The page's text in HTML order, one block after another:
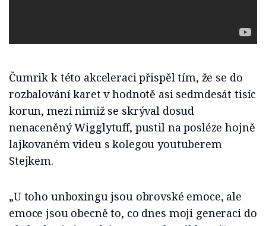
Čumrik k této akceleraci přispěl tím, že se do
rozbalování karet v hodnotě asi sedmdesát tisíc
korun, mezi nimiž se skrýval dosud
nenaceněný Wigglytuff, pustil na posléze hojně
lajkovaném videu s kolegou youtuberem
Stejkem.
„U toho unboxingu jsou obrovské emoce, ale
emoce jsou obecně to, co dnes moji generaci do